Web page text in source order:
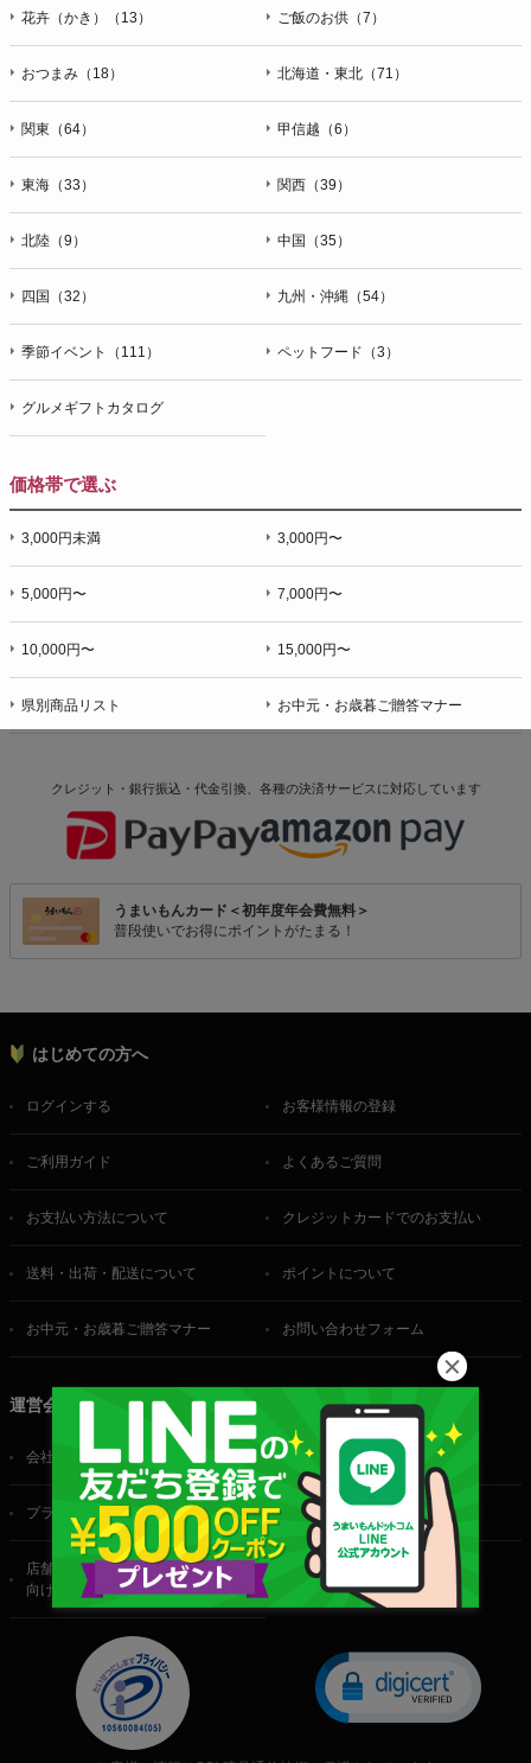
花卉（かき）（13） ご飯のお供（7）
おつまみ（18） 北海道・東北（71）
関東（64） 甲信越（6）
東海（33） 関西（39）
北陸（9） 中国（35）
四国（32） 九州・沖縄（54）
季節イベント（111） ペットフード（3）
グルメギフトカタログ
価格帯で選ぶ
3,000円未満 3,000円〜
5,000円〜 7,000円〜
10,000円〜 15,000円〜
県別商品リスト お中元・お歳暮ご贈答マナー
クレジット・銀行振込・代金引換、各種の決済サービスに対応しています
うまいもんカード＜初年度年会費無料＞
普段使いでお得にポイントがたまる！
はじめての方へ
ログインする お客様情報の登録
ご利用ガイド よくあるご質問
お支払い方法について クレジットカードでのお支払い
送料・出荷・配送について ポイントについて
お中元・お歳暮ご贈答マナー お問い合わせフォーム
運営会社
会社概要 ご利用規約
プライバシーポリシー 特定商取引法に基づく表記
店舗・法人・生産者様
向けのお問い合わせ